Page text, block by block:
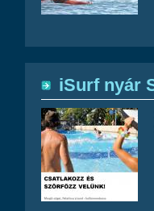
iSurf nyár